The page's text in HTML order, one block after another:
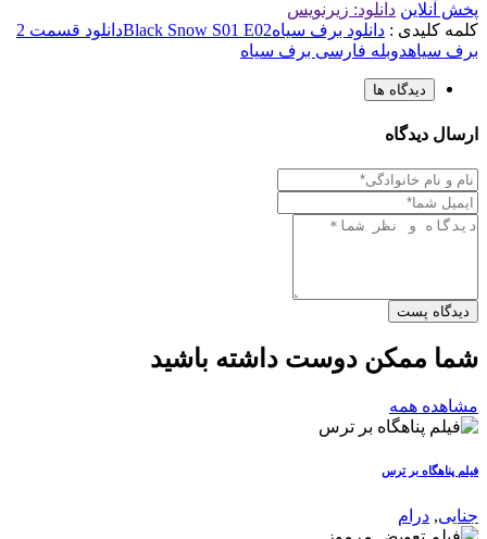
پخش آنلاین دانلود: زیرنویس
کلمه کلیدی : دانلود برف سیاهBlack Snow S01 E02
دانلود قسمت 2
برف سیاهدوبله فارسی برف سیاه
دیدگاه ها
ارسال دیدگاه
دیدگاه پست
شما ممکن دوست داشته باشید
مشاهده همه
فیلم پناهگاه بر ترس
جنایی, درام